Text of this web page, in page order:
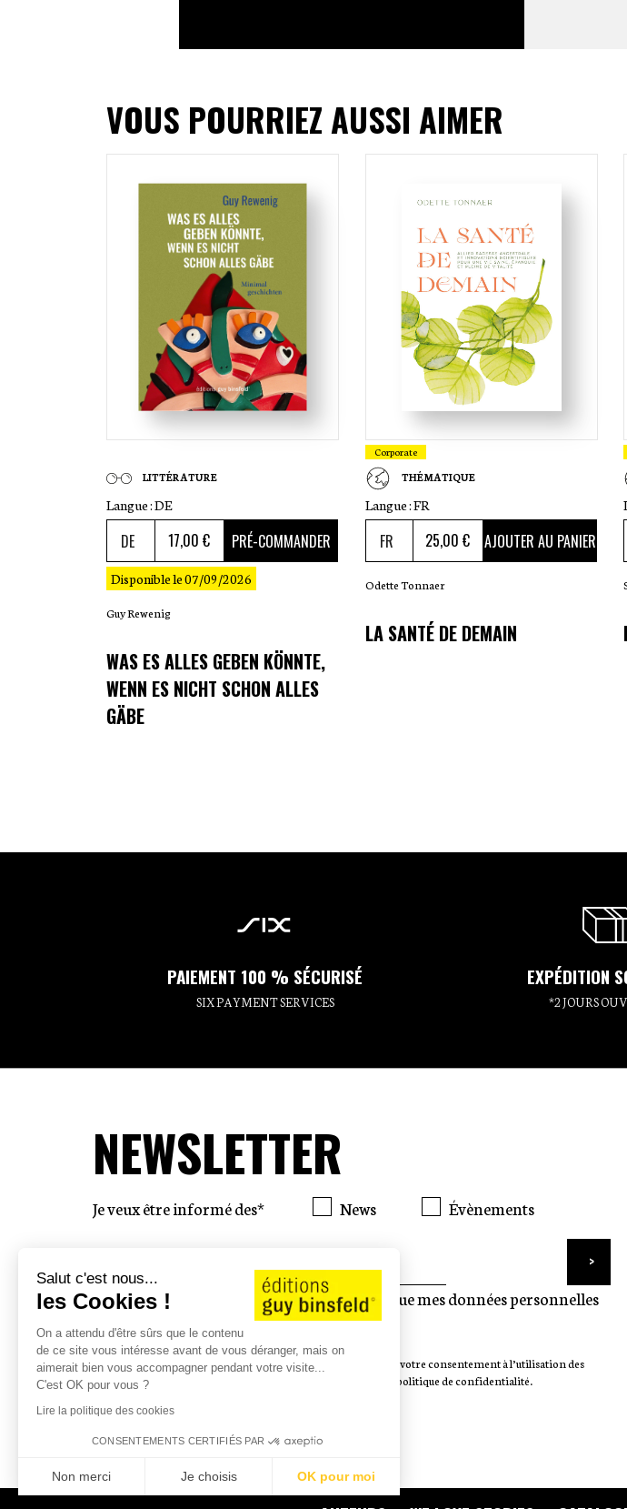
VOUS POURRIEZ AUSSI AIMER
LITTÉRATURE
Langue :DE
17,00 € PRÉ-COMMANDER
Disponible le 07/09/2026
Guy Rewenig
WAS ES ALLES GEBEN KÖNNTE,
WENN ES NICHT SCHON ALLES
GÄBE
Corporate
THÉMATIQUE
Langue :FR
25,00 € AJOUTER AU PANIER
Odette Tonnaer
LA SANTÉ DE DEMAIN
PAIEMENT 100 % SÉCURISÉ
SIX PAYMENT SERVICES
EXPÉDITION
*2 JOURS
NEWSLETTER
Je veux être informé des* News Évènements
En soumettant ce formulaire, j’accepte que mes données personnelles
soient utilisées pour me contacter.*
Pour connaître et exercer vos droits, notamment de retrait de votre consentement à l’utilisation des
données collectées par ce formulaire, veuillez consulter notre politique de confidentialité.
Salut c'est nous...
les Cookies !
On a attendu d'être sûrs que le contenu
de ce site vous intéresse avant de vous déranger, mais on
aimerait bien vous accompagner pendant votre visite...
C'est OK pour vous ?
Lire la politique des cookies
CONSENTEMENTS CERTIFIÉS PAR
Non merci Je choisis OK pour moi